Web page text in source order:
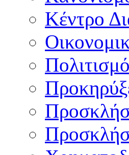
Κέντρο